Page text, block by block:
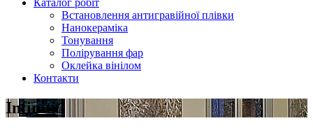
Каталог робіт
Встановлення антигравійної плівки
Нанокераміка
Тонування
Полірування фар
Оклейка вінілом
Контакти
Infiniti